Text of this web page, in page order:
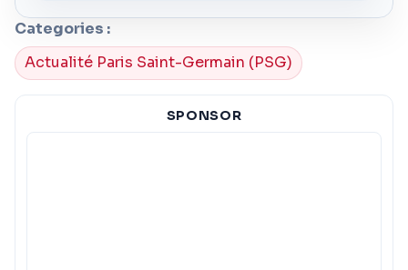
Categories :
Actualité Paris Saint-Germain (PSG)
SPONSOR